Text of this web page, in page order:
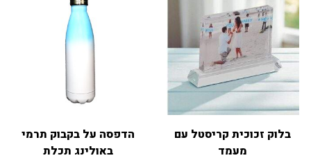
בלוק זכוכית קריסטל עם
מעמד
הדפסה על בקבוק תרמי
באולינג תכלת